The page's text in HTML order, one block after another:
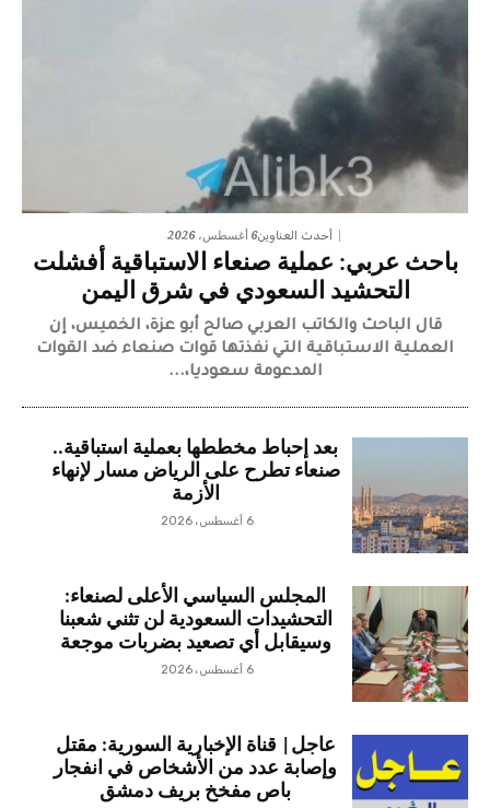
أحدث العناوين6 أغسطس، 2026
باحث عربي: عملية صنعاء الاستباقية أفشلت
التحشيد السعودي في شرق اليمن
قال الباحث والكاتب العربي صالح أبو عزة، الخميس، إن
العملية الاستباقية التي نفذتها قوات صنعاء ضد القوات
المدعومة سعوديا،...
بعد إحباط مخططها بعملية استباقية..
صنعاء تطرح على الرياض مسار لإنهاء
الأزمة
6 أغسطس، 2026
المجلس السياسي الأعلى لصنعاء:
التحشيدات السعودية لن تثني شعبنا
وسيقابل أي تصعيد بضربات موجعة
6 أغسطس، 2026
عاجل| قناة الإخبارية السورية: مقتل
وإصابة عدد من الأشخاص في انفجار
باص مفخخ بريف دمشق